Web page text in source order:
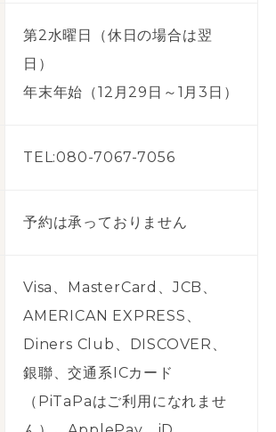
第2水曜日（休日の場合は翌
日）
年末年始（12月29日～1月3日）
TEL:080-7067-7056
予約は承っておりません
Visa、MasterCard、JCB、
AMERICAN EXPRESS、
Diners Club、DISCOVER、
銀聯、交通系ICカード
（PiTaPaはご利用になれませ